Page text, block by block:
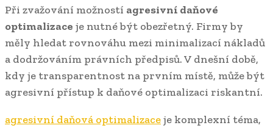
Při zvažování možností agresivní daňové
optimalizace je nutné být obezřetný. Firmy by
měly hledat rovnováhu mezi minimalizací nákladů
a dodržováním právních předpisů. V dnešní době,
kdy je transparentnost na prvním místě, může být
agresivní přístup k daňové optimalizaci riskantní.
agresivní daňová optimalizaceje komplexní téma,